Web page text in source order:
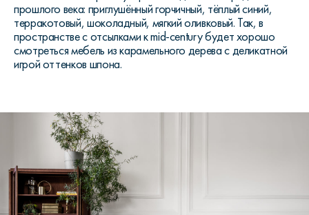
прошлого века: приглушённый горчичный, тёплый синий,
терракотовый, шоколадный, мягкий оливковый. Так, в
пространстве с отсылками к mid-century будет хорошо
смотреться мебель из карамельного дерева с деликатной
игрой оттенков шпона.